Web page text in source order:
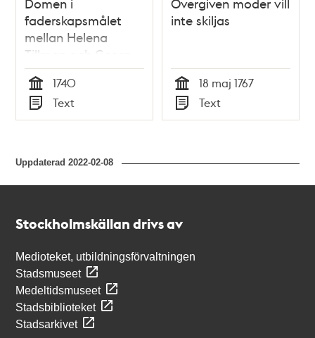
faderskapsmålet
mellan Helena
Tillman och Georg
Steffan 1740
Tid
1740
Typ
Text
inte skiljas
Tid
18 maj 1767
Typ
Text
Uppdaterad2022-02-08
Stockholmskällan drivs av
Medioteket, utbildningsförvaltningen
Stadsmuseet
Medeltidsmuseet
Stadsbiblioteket
Stadsarkivet